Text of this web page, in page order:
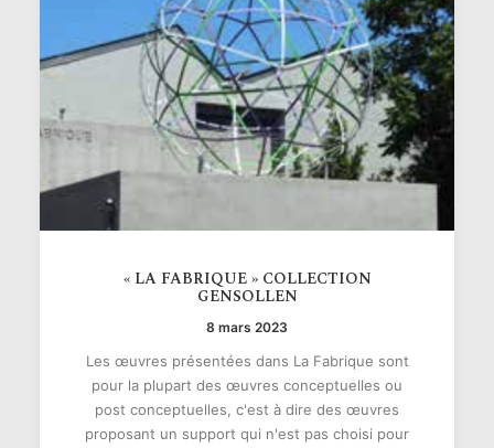
« LA FABRIQUE » COLLECTION
GENSOLLEN
8 mars 2023
Les œuvres présentées dans La Fabrique sont
pour la plupart des œuvres conceptuelles ou
post conceptuelles, c'est à dire des œuvres
proposant un support qui n'est pas choisi pour